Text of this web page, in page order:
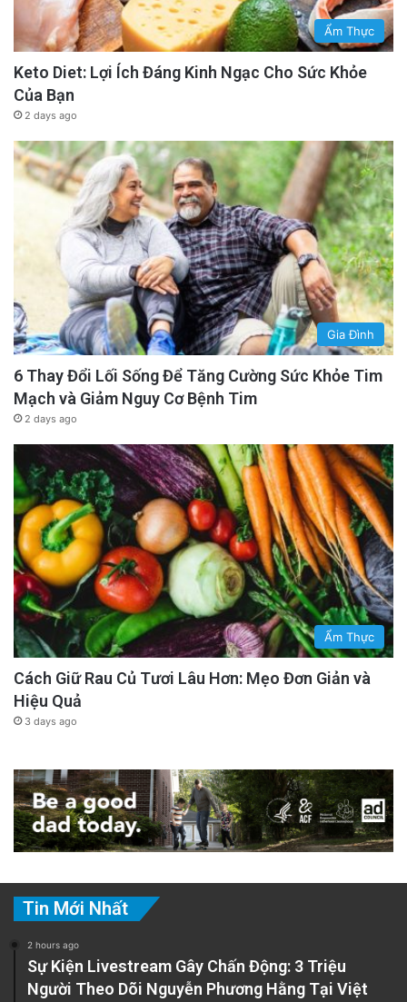
Ẩm Thực
Keto Diet: Lợi Ích Đáng Kinh Ngạc Cho Sức Khỏe
Của Bạn
2 days ago
Gia Đình
6 Thay Đổi Lối Sống Để Tăng Cường Sức Khỏe Tim
Mạch và Giảm Nguy Cơ Bệnh Tim
2 days ago
Ẩm Thực
Cách Giữ Rau Củ Tươi Lâu Hơn: Mẹo Đơn Giản và
Hiệu Quả
3 days ago
Tin Mới Nhất
2 hours ago
Sự Kiện Livestream Gây Chấn Động: 3 Triệu
Người Theo Dõi Nguyễn Phương Hằng Tại Việt